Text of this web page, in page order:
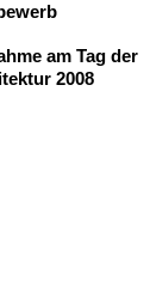
am Tag der
2008